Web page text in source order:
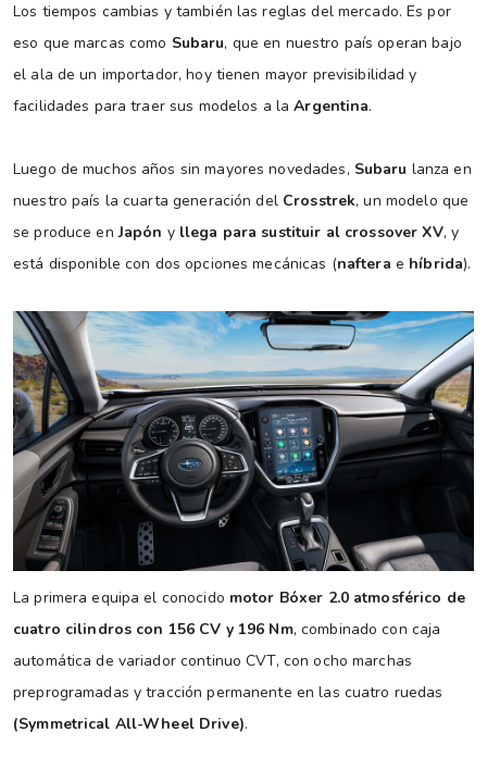
Los tiempos cambias y también las reglas del mercado. Es por
eso que marcas como Subaru, que en nuestro país operan bajo
el ala de un importador, hoy tienen mayor previsibilidad y
facilidades para traer sus modelos a laArgentina.
Luego de muchos años sin mayores novedades, Subaru lanza en
nuestro país la cuarta generación del Crosstrek, un modelo que
se produce enJapón y llega para sustituir al crossover XV, y
está disponible con dos opciones mecánicas (naftera e híbrida).
La primera equipa el conocido motor Bóxer 2.0 atmosférico de
cuatro cilindros con 156 CV y 196 Nm, combinado con caja
automática de variador continuo CVT, con ocho marchas
preprogramadas y tracción permanente en las cuatro ruedas
(Symmetrical All-Wheel Drive).